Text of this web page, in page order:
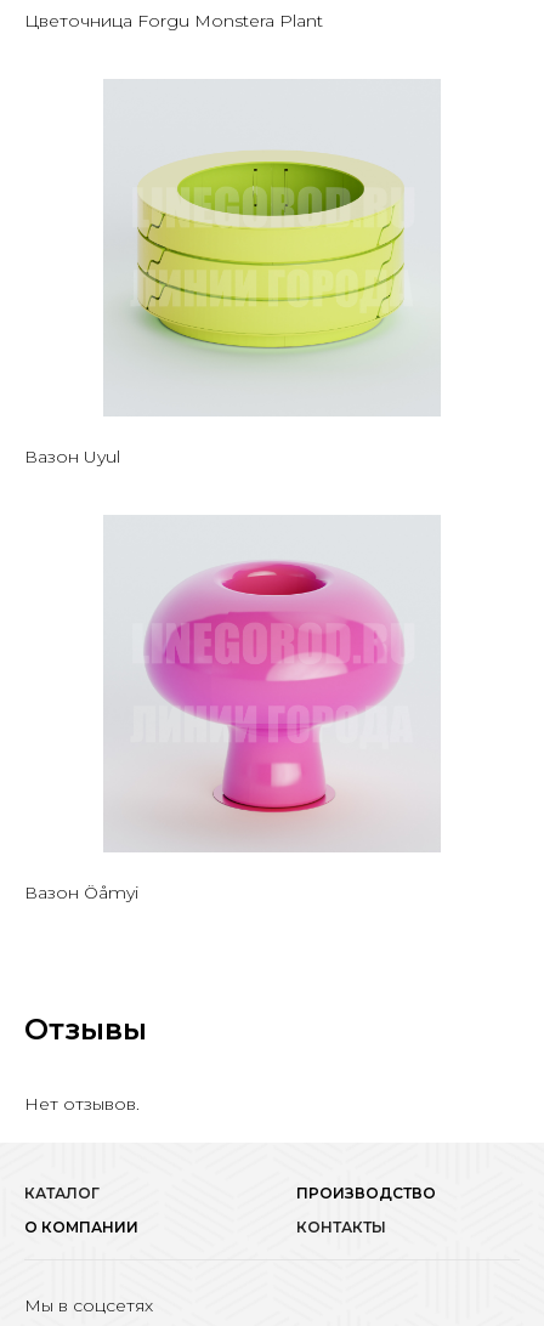
Цветочница Forgu Monstera Plant
Вазон Uyul
Вазон Öåmyi
Отзывы
Нет отзывов.
КАТАЛОГ
ПРОИЗВОДСТВО
О КОМПАНИИ
КОНТАКТЫ
Мы в соцсетях